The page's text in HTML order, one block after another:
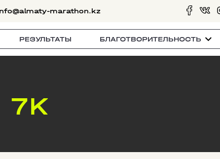
marathon.kz
РЕЗУЛЬТАТЫ БЛАГОТВОРИТЕЛЬНОСТЬ
7K